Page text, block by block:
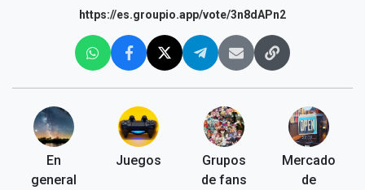
https://es.groupio.app/vote/3n8dAPn2
En
general
Juegos
Grupos
de fans
Mercado
de